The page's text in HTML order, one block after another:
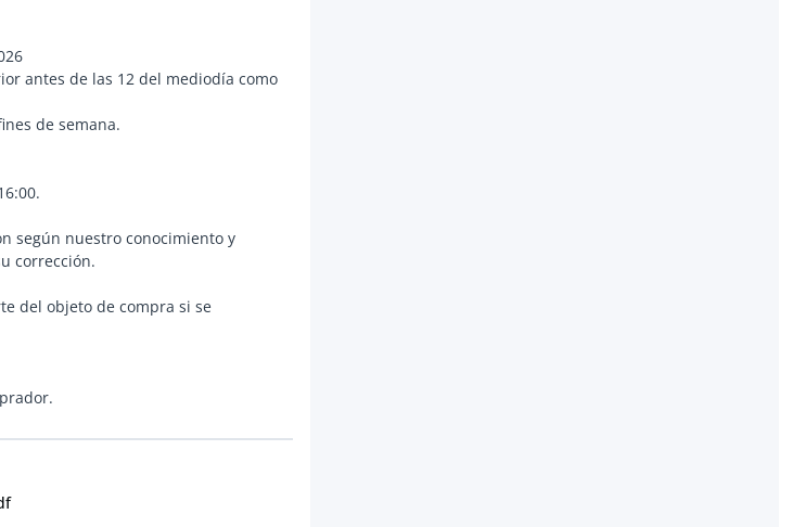
antes de las 12 del mediodía como
de semana.
según nuestro conocimiento y
corrección.
del objeto de compra si se